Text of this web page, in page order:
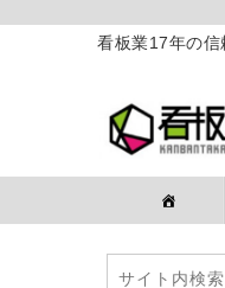
看板業17年の